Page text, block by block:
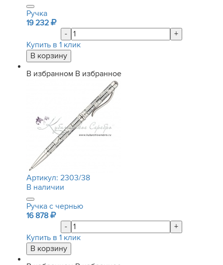
Ручка
19 232
-
+
Купить в 1 клик
В избранном В избранное
Артикул: 2303/38
В наличии
Ручка с чернью
16 878
-
+
Купить в 1 клик